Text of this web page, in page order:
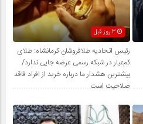
رئیس اتحادیه طلافروشان کرمانشاه: طلای
کم‌عیار در شبکه رسمی عرضه جایی ندارد/
بیشترین هشدار ما درباره خرید از افراد فاقد
صلاحیت است